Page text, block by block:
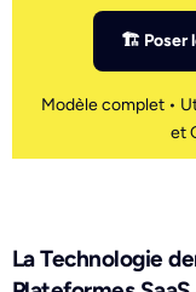
🏗 Poser
Modèle complet •
et
La Technologie